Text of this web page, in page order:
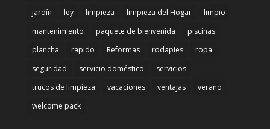
jardín
ley limpieza limpieza del Hogar
limpio
mantenimiento
paquete de bienvenida
piscinas
plancha
rapido Reformas rodapies
ropa
seguridad
servicio doméstico
servicios
trucos de limpieza
vacaciones ventajas
verano
welcome pack